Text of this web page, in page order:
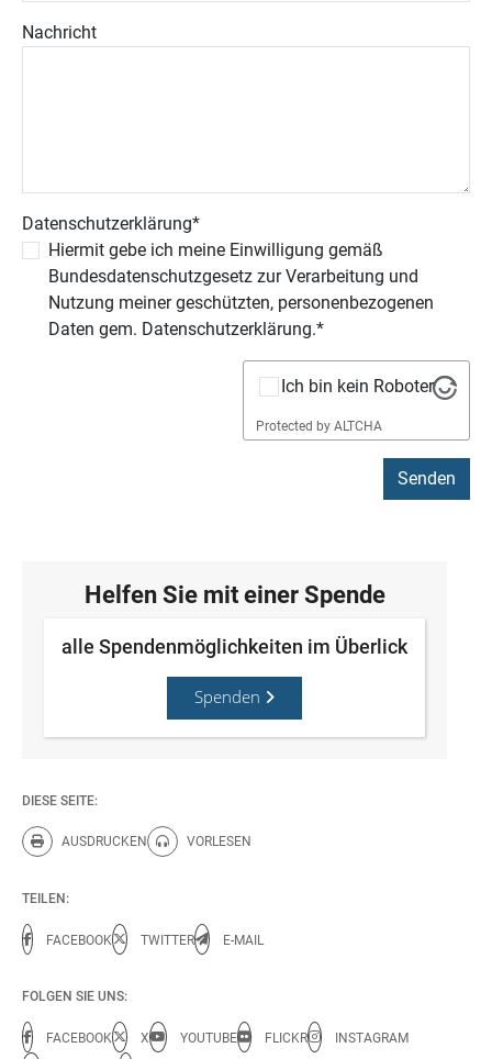
Nachricht
Datenschutzerklärung*
Hiermit gebe ich meine Einwilligung gemäß
Bundesdatenschutzgesetz zur Verarbeitung und
Nutzung meiner geschützten, personenbezogenen
Daten gem. Datenschutzerklärung.*
Ich bin kein Roboter
Protected by ALTCHA
Helfen Sie mit einer Spende
alle Spendenmöglichkeiten im Überlick
Spenden
DIESE SEITE:
AUSDRUCKEN
Diese Seite drucken.
VORLESEN
Diese Seite vorlesen.
TEILEN:
FACEBOOK TWITTER E-MAIL
FOLGEN SIE UNS:
FACEBOOK X YOUTUBE FLICKR INSTAGRAM